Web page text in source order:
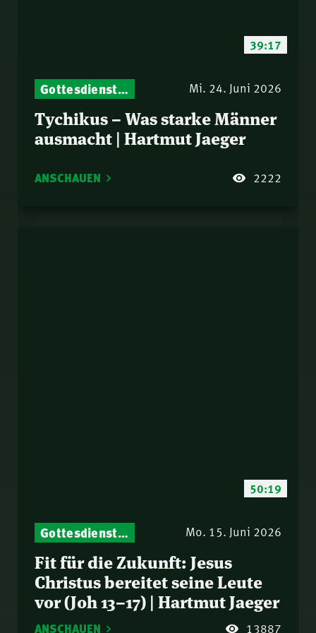
39:17
Gottesdienst-Botschaften – Jeden Sonntag neu: Aktuelle Predigten vom Mitternachtsruf Mi. 24. Juni 2026
Tychikus – Was starke Männer
ausmacht | Hartmut Jaeger
ANSCHAUEN 2222
50:19
Gottesdienst-Botschaften – Jeden Sonntag neu: Aktuelle Predigten vom Mitternachtsruf Mo. 15. Juni 2026
Fit für die Zukunft: Jesus
Christus bereitet seine Leute
vor (Joh 13–17) | Hartmut Jaeger
ANSCHAUEN 13887